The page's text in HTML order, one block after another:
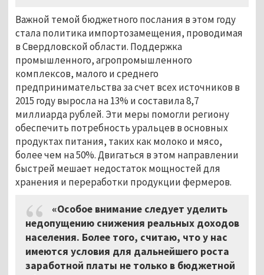
Важной темой бюджетного послания в этом году
стала политика импортозамещения, проводимая
в Свердловской области. Поддержка
промышленного, агропромышленного
комплексов, малого и среднего
предпринимательства за счет всех источников в
2015 году выросла на 13% и составила 8,7
миллиарда рублей. Эти меры помогли региону
обеспечить потребность уральцев в основных
продуктах питания, таких как молоко и мясо,
более чем на 50%. Двигаться в этом направлении
быстрей мешает недостаток мощностей для
хранения и переработки продукции фермеров.
«Особое внимание следует уделить
недопущению снижения реальных доходов
населения. Более того, считаю, что у нас
имеются условия для дальнейшего роста
заработной платы не только в бюджетной